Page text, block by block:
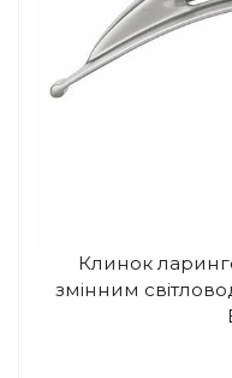
Клинок
змінним